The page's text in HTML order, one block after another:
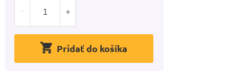
Pridať do košíka